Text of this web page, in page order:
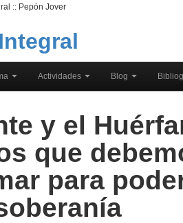
:: Pepón Jover
Actividades Blog
y el
que
para